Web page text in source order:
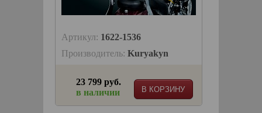
Артикул: 1622-1536
Производитель: Kuryakyn
В КОРЗИНУ
23 799 руб.
в наличии